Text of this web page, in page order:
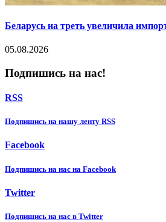
Беларусь на треть увеличила
05.08.2026
Подпишись на нас!
RSS
Подпишиcь на нашу ленту RSS
Facebook
Подпишиcь на нас на Facebook
Twitter
Подпишиcь на нас в Twitter